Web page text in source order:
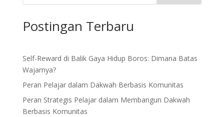
Postingan Terbaru
Self-Reward di Balik Gaya Hidup Boros: Dimana Batas
Wajarnya?
Peran Pelajar dalam Dakwah Berbasis Komunitas
Peran Strategis Pelajar dalam Membangun Dakwah
Berbasis Komunitas